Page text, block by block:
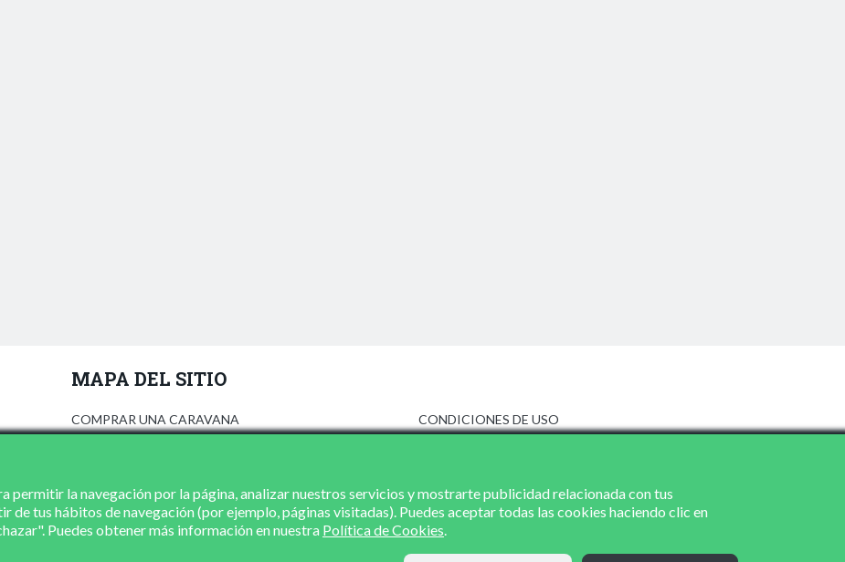
MAPA DEL SITIO
COMPRAR UNA CARAVANA
CONCESIONARIOS
CONTACTO
CONDICIONES DE USO
POLÍTICA DE COOKIES
permitir la navegación por la página, analizar nuestros servicios y mostrarte publicidad relacionada con tus
de tus hábitos de navegación (por ejemplo, páginas visitadas). Puedes aceptar todas las cookies haciendo clic en
Puedes obtener más información en nuestra Política de Cookies.